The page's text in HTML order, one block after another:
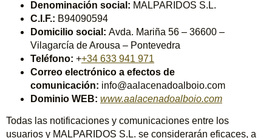
Denominación social: MALPARIDOS S.L.
C.I.F.: B94090594
Domicilio social: Avda. Mariña 56 – 36600 –
Vilagarcía de Arousa – Pontevedra
Teléfono: ++34 633 941 971
Correo electrónico a efectos de
comunicación: info@aalacenadoalboio.com
Dominio WEB: www.aalacenadoalboio.com
Todas las notificaciones y comunicaciones entre los
usuarios y MALPARIDOS S.L. se considerarán eficaces, a